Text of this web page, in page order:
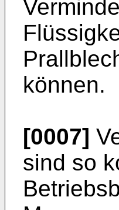
können.
[0007]
sind so